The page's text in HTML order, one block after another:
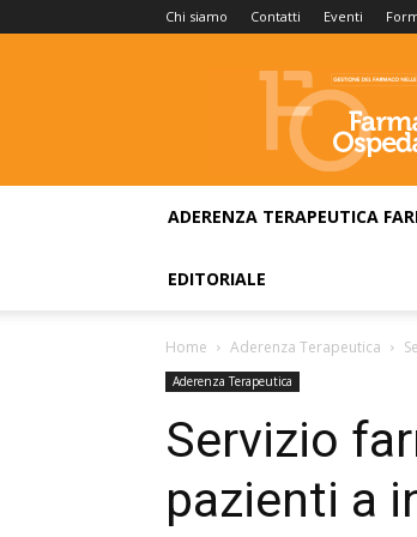
Chi siamo Contatti Eventi
Farmacia
Ospedaliera
ADERENZA TERAPEUTICA
EDITORIALE
Home Aderenza Terapeutica
Aderenza Terapeutica
Servizio
pazienti a